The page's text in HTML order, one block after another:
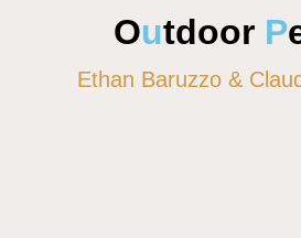
Outdoor P
Ethan Baruzzo &